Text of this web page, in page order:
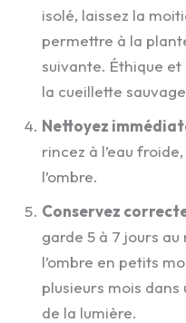
isolé, laissez la
permettre à la
suivante. Éthique
la cueillette
Nettoyez
rincez à l’eau
l’ombre.
Conservez
garde 5 à 7 jours
l’ombre en petits
plusieurs mois dans
de la lumière.